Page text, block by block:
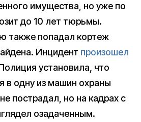
имущества, но уже по
до 10 лет тюрьмы.
также попадал кортеж
Инцидент произошел
установила, что
в одну из машин охраны
пострадал, но на кадрах с
озадаченным.